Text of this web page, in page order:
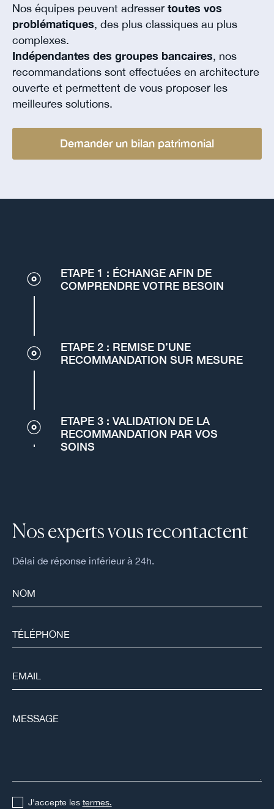
Nos équipes peuvent adresser toutes vos
problématiques, des plus classiques au plus
complexes.
Indépendantes des groupes bancaires, nos
recommandations sont effectuées en architecture
ouverte et permettent de vous proposer les
meilleures solutions.
Demander un bilan patrimonial
ETAPE 1 : ÉCHANGE AFIN DE
COMPRENDRE VOTRE BESOIN
ETAPE 2 : REMISE D’UNE
RECOMMANDATION SUR MESURE
ETAPE 3 : VALIDATION DE LA
RECOMMANDATION PAR VOS
SOINS
Nos experts vous recontactent
Délai de réponse inférieur à 24h.
J'accepte les termes.